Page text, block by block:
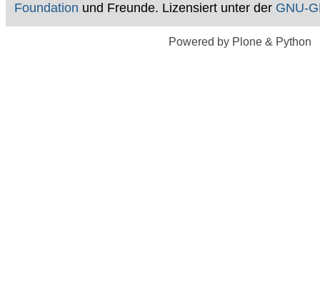
Foundation und Freunde. Lizensiert unter der GNU-
Powered by Plone & Python